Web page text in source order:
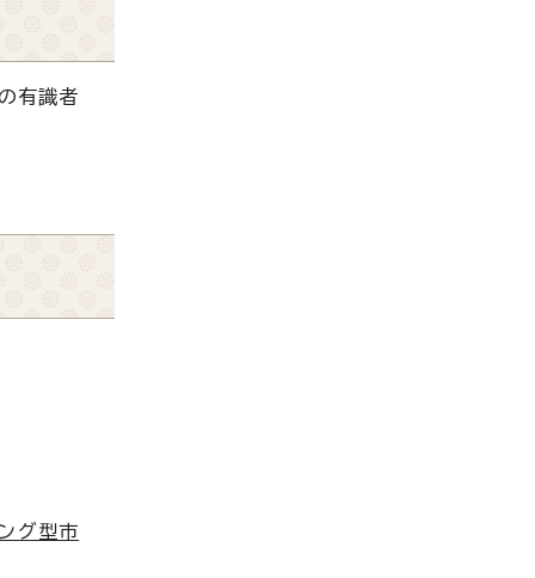
有識者
グ型市